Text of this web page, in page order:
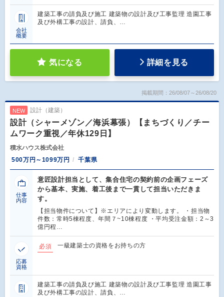
会社
概要
建築工事の請負及び施工 建築物の設計及び工事監理 造園工事
及び外構工事の設計、請負、…
気になる 詳細を見る
掲載期間：26/08/07～26/08/20
NEW 設計（建築）
設計（シャーメゾン／海浜幕張）【まちづくり／チー
ムワーク重視／年休129日】
積水ハウス株式会社
500万円～1099万円
千葉県
仕事
内容
意匠設計担当として、集合住宅の契約前の企画フェーズ
から基本、実施、着工後まで一貫して担当いただきま
す。
【担当物件について】※エリアにより変動します。 ・担当物
件数：常時5棟程度、年間７~10棟程度 ・平均受注金額：2～3
億円程…
応募
資格
必須 一級建築士の資格をお持ちの方
建築工事の請負及び施工 建築物の設計及び工事監理 造園工事
及び外構工事の設計、請負、…